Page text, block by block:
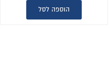
הוספה לסל